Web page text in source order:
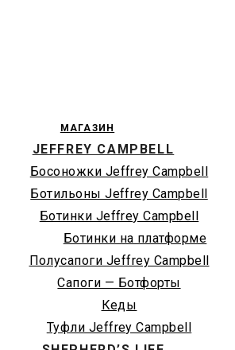
МАГАЗИН
JEFFREY CAMPBELL
Босоножки Jeffrey Campbell
Ботильоны Jeffrey Campbell
Ботинки Jeffrey Campbell
Ботинки на платформе
Полусапоги Jeffrey Campbell
Сапоги — Ботфорты
Кеды
Туфли Jeffrey Campbell